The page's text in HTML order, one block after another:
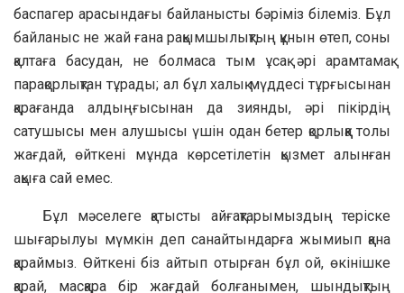
баспагер арасындағы байланысты бәріміз білеміз. Бұл
байланыс не жай ғана рақымшылықтың құнын өтеп, соны
қалтаға басудан, не болмаса тым ұсақ әрі арамтамақ
парақорлықтан тұрады; ал бұл халық мүддесі тұрғысынан
қарағанда алдыңғысынан да зиянды, әрі пікірдің
сатушысы мен алушысы үшін одан бетер қорлыққа толы
жағдай, өйткені мұнда көрсетілетін қызмет алынған
ақыға сай емес.
Бұл мәселеге қатысты айғақтарымыздың теріске
шығарылуы мүмкін деп санайтындарға жымиып қана
қараймыз. Өйткені біз айтып отырған бұл ой, өкінішке
қарай, масқара бір жағдай болғанымен, шындықтың